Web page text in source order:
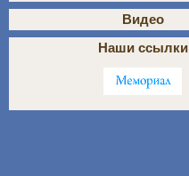
Видео
Наши ссылки